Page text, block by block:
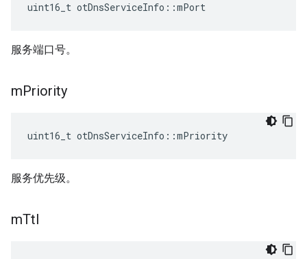
uint16_t otDnsServiceInfo ::mPort
服务端口号。
mPriority
uint16_t otDnsServiceInfo ::mPriority
服务优先级。
mTtl